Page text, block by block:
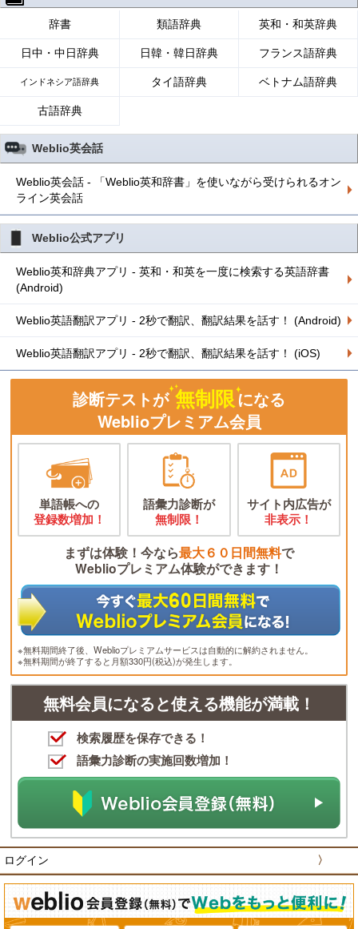
辞書 類語辞典 英和・和英辞典
日中・中日辞典 日韓・韓日辞典 フランス語辞典
インドネシア語辞典 タイ語辞典 ベトナム語辞典
古語辞典
Weblio英会話
Weblio英会話 - 「Weblio英和辞書」を使いながら受けられるオン
ライン英会話
Weblio公式アプリ
Weblio英和辞典アプリ - 英和・和英を一度に検索する英語辞書
(Android)
Weblio英語翻訳アプリ - 2秒で翻訳、翻訳結果を話す！ (Android)
Weblio英語翻訳アプリ - 2秒で翻訳、翻訳結果を話す！ (iOS)
診断テストが 無制限になる
Weblioプレミアム会員
単語帳への
登録数増加！
語彙力診断が
無制限！
サイト内広告が
非表示！
まずは体験！今なら最大６０日間無料で
Weblioプレミアム体験ができます！
※無料期間終了後、Weblioプレミアムサービスは自動的に解約されません。
※無料期間が終了すると月額330円(税込)が発生します。
無料会員になると使える機能が満載！
検索履歴を保存できる！
語彙力診断の実施回数増加！
ログイン 〉